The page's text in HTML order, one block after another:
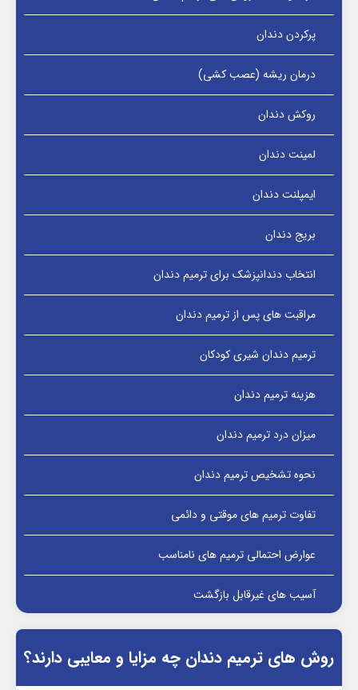
پرکردن دندان
درمان ریشه (عصب کشی)
روکش دندان
لمینت دندان
ایمپلنت دندان
بریج دندان
انتخاب دندانپزشک برای ترمیم دندان
مراقبت های پس از ترمیم دندان
ترمیم دندان شیری کودکان
هزینه ترمیم دندان
میزان درد ترمیم دندان
نحوه تشخیص ترمیم دندان
تفاوت ترمیم های موقتی و دائمی
عوارض احتمالی ترمیم های نامناسب
آسیب های غیرقابل بازگشت
روش های ترمیم دندان چه مزایا و معایبی دارند؟